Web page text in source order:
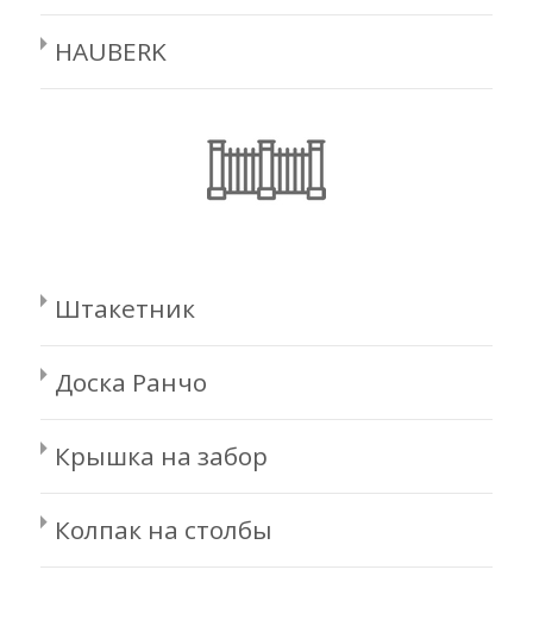
HAUBERK
Штакетник
Доска Ранчо
Крышка на забор
Колпак на столбы